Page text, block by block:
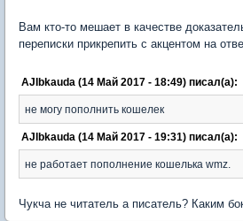
Вам кто-то мешает в качестве
переписки прикрепить с акцентом на
AJIbkauda (14 Май 2017 - 18:49) писал(а):
не могу пополнить кошелек
AJIbkauda (14 Май 2017 - 19:31) писал(а):
не работает пополнение кошелька wmz.
Чукча не читатель а писатель? Каким